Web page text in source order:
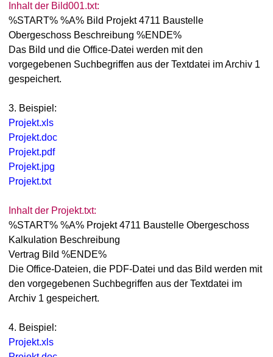
Inhalt der Bild001.txt:
%START% %A% Bild Projekt 4711 Baustelle
Obergeschoss Beschreibung %ENDE%
Das Bild und die Office-Datei werden mit den
vorgegebenen Suchbegriffen aus der Textdatei im Archiv 1
gespeichert.
3. Beispiel:
Projekt.xls
Projekt.doc
Projekt.pdf
Projekt.jpg
Projekt.txt
Inhalt der Projekt.txt:
%START% %A% Projekt 4711 Baustelle Obergeschoss
Kalkulation Beschreibung
Vertrag Bild %ENDE%
Die Office-Dateien, die PDF-Datei und das Bild werden mit
den vorgegebenen Suchbegriffen aus der Textdatei im
Archiv 1 gespeichert.
4. Beispiel:
Projekt.xls